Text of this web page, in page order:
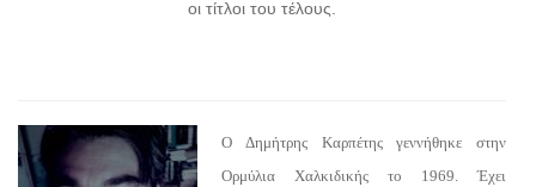
οι τίτλοι του τέλους.
Ο Δημήτρης Καρπέτης γεννήθηκε στην
Ορμύλια Χαλκιδικής το 1969. Έχει